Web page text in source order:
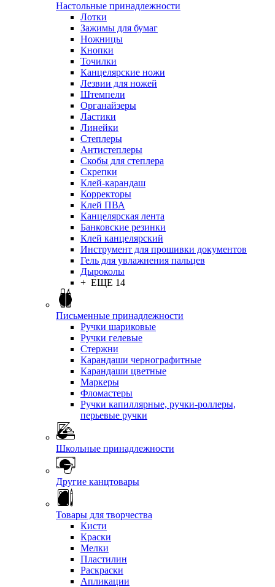
Настольные принадлежности
Лотки
Зажимы для бумаг
Ножницы
Кнопки
Точилки
Канцелярские ножи
Лезвии для ножей
Штемпели
Органайзеры
Ластики
Линейки
Степлеры
Антистеплеры
Скобы для степлера
Скрепки
Клей-карандаш
Корректоры
Клей ПВА
Канцелярская лента
Банковские резинки
Клей канцелярский
Инструмент для прошивки документов
Гель для увлажнения пальцев
Дыроколы
+ ЕЩЕ 14
Письменные принадлежности
Ручки шариковые
Ручки гелевые
Стержни
Карандаши чернографитные
Карандаши цветные
Маркеры
Фломастеры
Ручки капиллярные, ручки-роллеры,
перьевые ручки
Школьные принадлежности
Другие канцтовары
Товары для творчества
Кисти
Краски
Мелки
Пластилин
Раскраски
Апликации